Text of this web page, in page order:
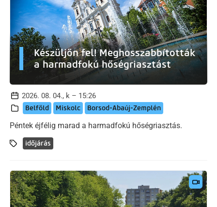
Készüljön fel! Meghosszabbították
a harmadfokú hőségriasztást
2026. 08. 04., k – 15:26
Belföld Miskolc Borsod-Abaúj-Zemplén
Péntek éjfélig marad a harmadfokú hőségriasztás.
időjárás